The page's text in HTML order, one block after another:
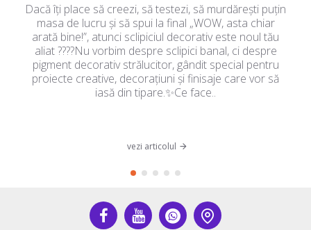
Dacă îți place să creezi, să testezi, să murdărești puțin
masa de lucru și să spui la final „WOW, asta chiar
arată bine!”, atunci sclipiciul decorativ este noul tău
aliat ????Nu vorbim despre sclipici banal, ci despre
pigment decorativ strălucitor, gândit special pentru
proiecte creative, decorațiuni și finisaje care vor să
iasă din tipare.✨Ce face..
vezi articolul